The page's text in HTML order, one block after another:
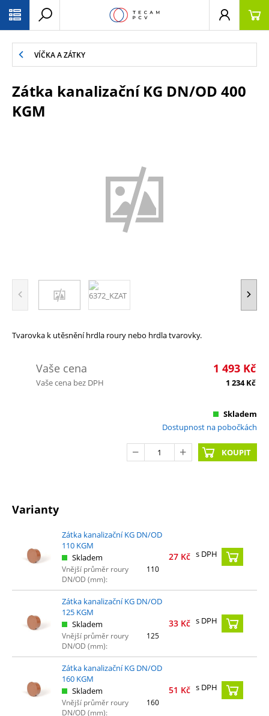
VÍČKA A ZÁTKY
Zátka kanalizační KG DN/OD 400
KGM
Tvarovka k utěsnění hrdla roury nebo hrdla tvarovky.
Vaše cena 1 493 Kč
Vaše cena bez DPH 1 234Kč
Skladem
Dostupnost na pobočkách
KOUPIT
Varianty
Zátka kanalizační KG DN/OD
110 KGM
Skladem
Vnější průměr roury
DN/OD (mm):
110
27 Kč s DPH
Zátka kanalizační KG DN/OD
125 KGM
Skladem
Vnější průměr roury
DN/OD (mm):
125
33 Kč s DPH
Zátka kanalizační KG DN/OD
160 KGM
Skladem
Vnější průměr roury
DN/OD (mm):
160
51 Kč s DPH